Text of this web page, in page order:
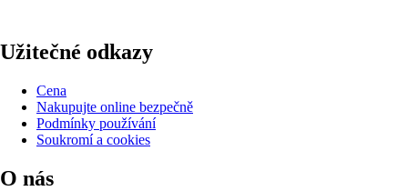
Užitečné odkazy
Cena
Nakupujte online bezpečně
Podmínky používání
Soukromí a cookies
O nás